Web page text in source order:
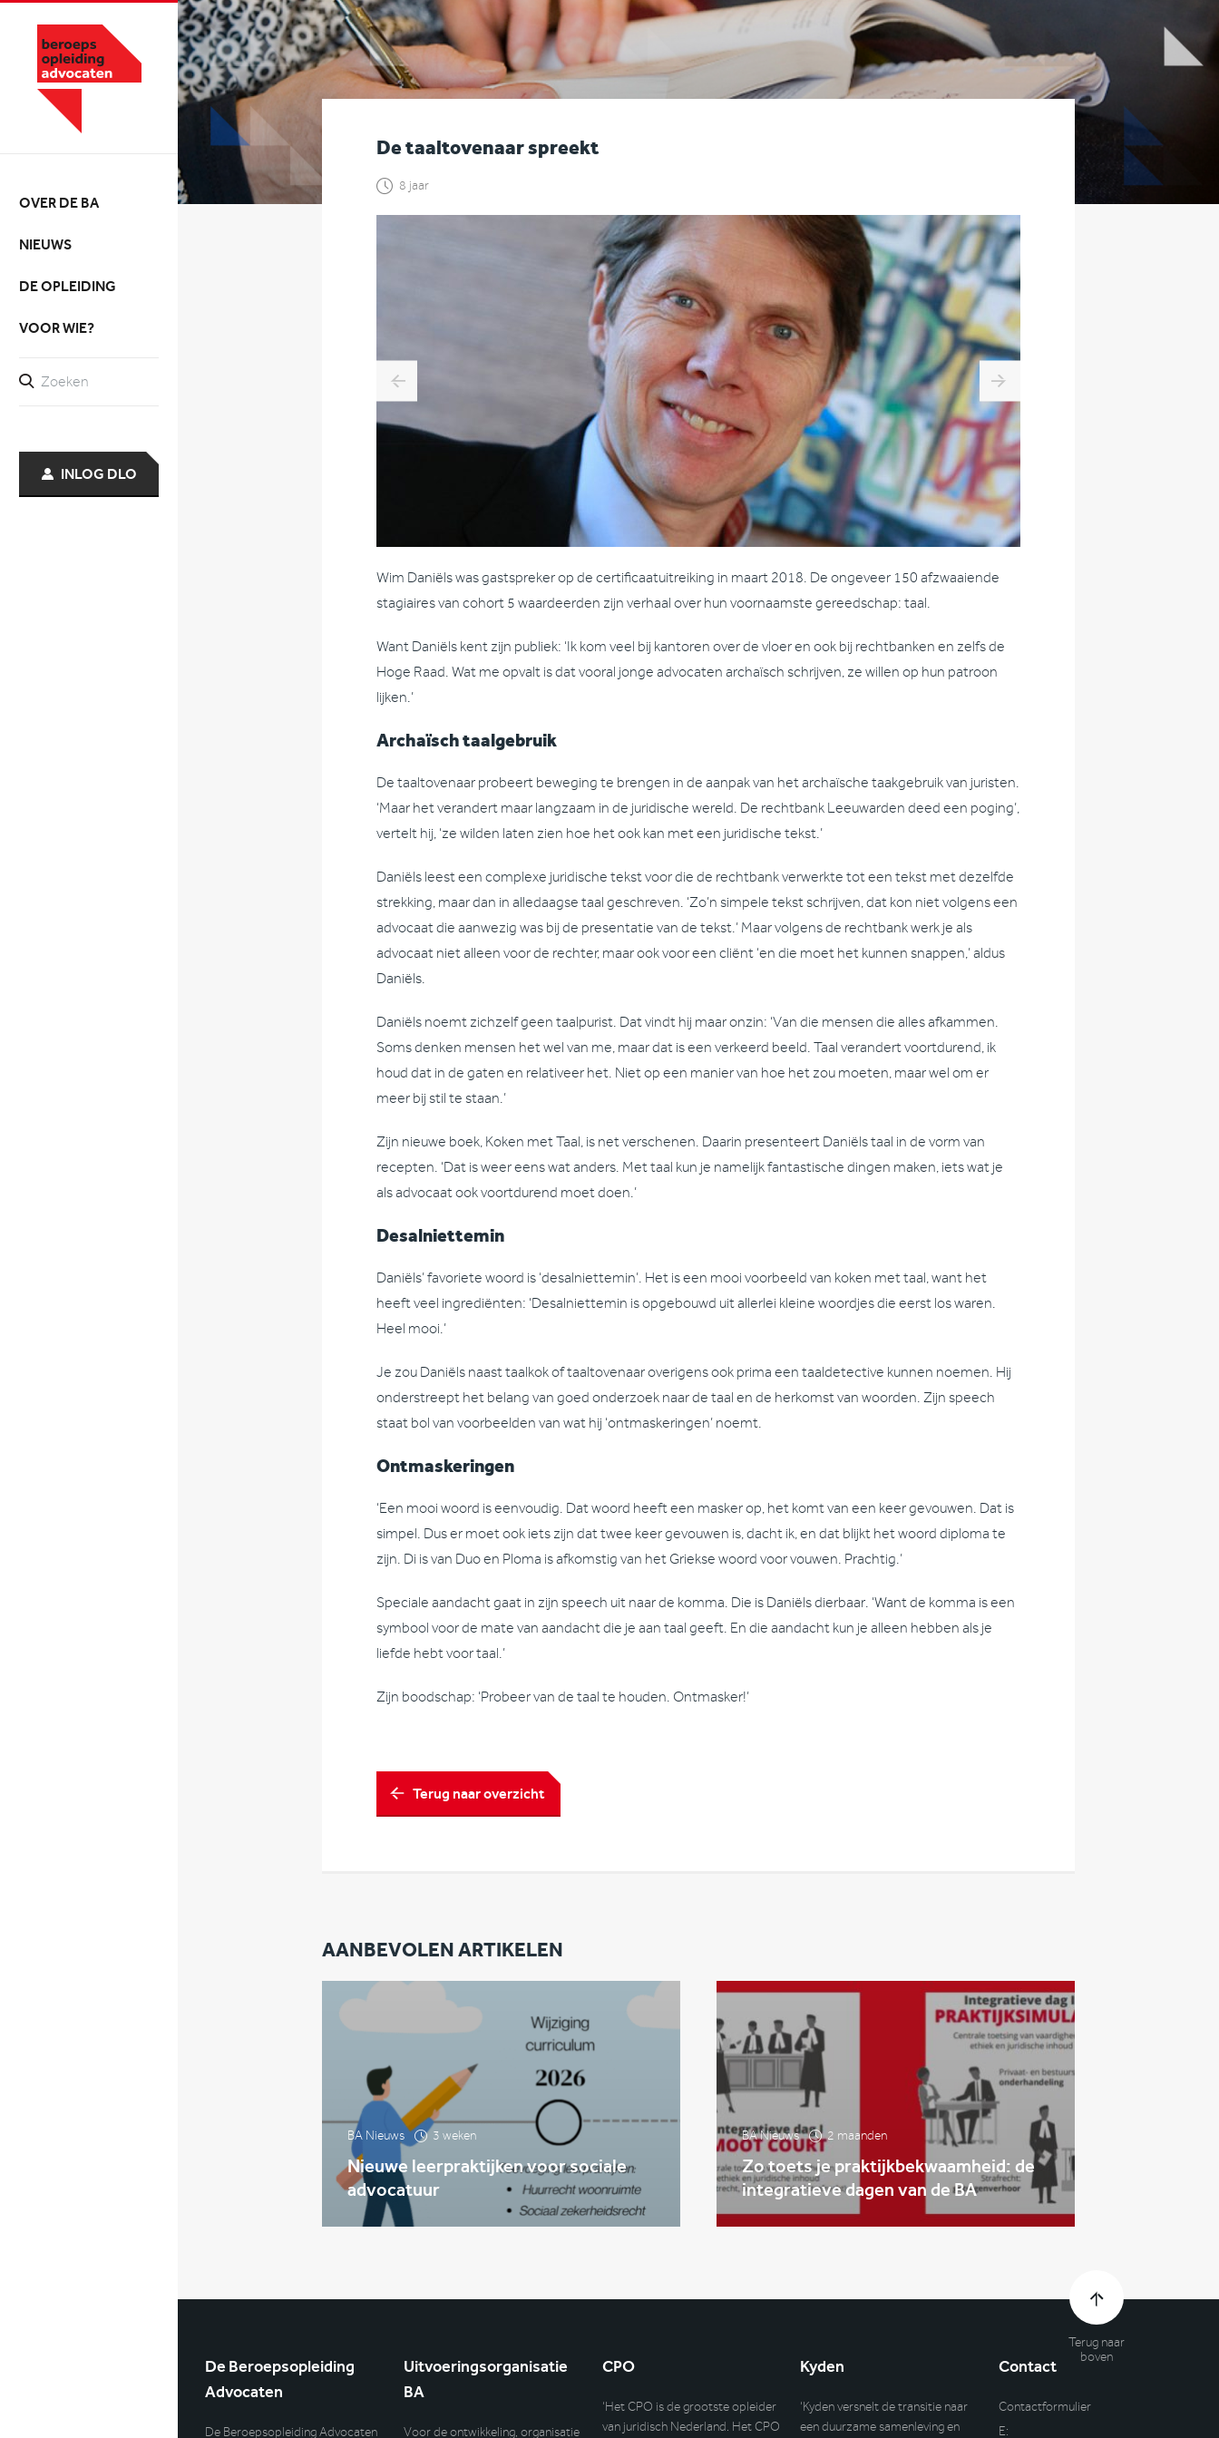
OVER DE BA
NIEUWS
DE OPLEIDING
VOOR WIE?
INLOG DLO
De taaltovenaar spreekt
8 jaar
Wim Daniëls was gastspreker op de certificaatuitreiking in maart 2018. De ongeveer 150 afzwaaiende
stagiaires van cohort 5 waardeerden zijn verhaal over hun voornaamste gereedschap: taal.
Want Daniëls kent zijn publiek: ‘Ik kom veel bij kantoren over de vloer en ook bij rechtbanken en zelfs de
Hoge Raad. Wat me opvalt is dat vooral jonge advocaten archaïsch schrijven, ze willen op hun patroon
lijken.’
Archaïsch taalgebruik
De taaltovenaar probeert beweging te brengen in de aanpak van het archaïsche taakgebruik van juristen.
‘Maar het verandert maar langzaam in de juridische wereld. De rechtbank Leeuwarden deed een poging’,
vertelt hij, ‘ze wilden laten zien hoe het ook kan met een juridische tekst.’
Daniëls leest een complexe juridische tekst voor die de rechtbank verwerkte tot een tekst met dezelfde
strekking, maar dan in alledaagse taal geschreven. ‘Zo’n simpele tekst schrijven, dat kon niet volgens een
advocaat die aanwezig was bij de presentatie van de tekst.’ Maar volgens de rechtbank werk je als
advocaat niet alleen voor de rechter, maar ook voor een cliënt ‘en die moet het kunnen snappen,’ aldus
Daniëls.
Daniëls noemt zichzelf geen taalpurist. Dat vindt hij maar onzin: ‘Van die mensen die alles afkammen.
Soms denken mensen het wel van me, maar dat is een verkeerd beeld. Taal verandert voortdurend, ik
houd dat in de gaten en relativeer het. Niet op een manier van hoe het zou moeten, maar wel om er
meer bij stil te staan.’
Zijn nieuwe boek, Koken met Taal, is net verschenen. Daarin presenteert Daniëls taal in de vorm van
recepten. ‘Dat is weer eens wat anders. Met taal kun je namelijk fantastische dingen maken, iets wat je
als advocaat ook voortdurend moet doen.’
Desalniettemin
Daniëls’ favoriete woord is ‘desalniettemin’. Het is een mooi voorbeeld van koken met taal, want het
heeft veel ingrediënten: ‘Desalniettemin is opgebouwd uit allerlei kleine woordjes die eerst los waren.
Heel mooi.’
Je zou Daniëls naast taalkok of taaltovenaar overigens ook prima een taaldetective kunnen noemen. Hij
onderstreept het belang van goed onderzoek naar de taal en de herkomst van woorden. Zijn speech
staat bol van voorbeelden van wat hij ‘ontmaskeringen’ noemt.
Ontmaskeringen
‘Een mooi woord is eenvoudig. Dat woord heeft een masker op, het komt van een keer gevouwen. Dat is
simpel. Dus er moet ook iets zijn dat twee keer gevouwen is, dacht ik, en dat blijkt het woord diploma te
zijn. Di is van Duo en Ploma is afkomstig van het Griekse woord voor vouwen. Prachtig.’
Speciale aandacht gaat in zijn speech uit naar de komma. Die is Daniëls dierbaar. ‘Want de komma is een
symbool voor de mate van aandacht die je aan taal geeft. En die aandacht kun je alleen hebben als je
liefde hebt voor taal.’
Zijn boodschap: ‘Probeer van de taal te houden. Ontmasker!’
Terug naar overzicht
AANBEVOLEN ARTIKELEN
BA Nieuws 3 weken
Nieuwe leerpraktijken voor sociale
advocatuur
BA Nieuws 2 maanden
Zo toets je praktijkbekwaamheid: de
integratieve dagen van de BA
Terug naar
boven
De Beroepsopleiding
Advocaten
De Beroepsopleiding Advocaten
Uitvoeringsorganisatie
BA
Voor de ontwikkeling, organisatie
CPO
‘Het CPO is de grootste opleider
van juridisch Nederland. Het CPO
Kyden
‘Kyden versnelt de transitie naar
een duurzame samenleving en
Contact
Contactformulier
E: